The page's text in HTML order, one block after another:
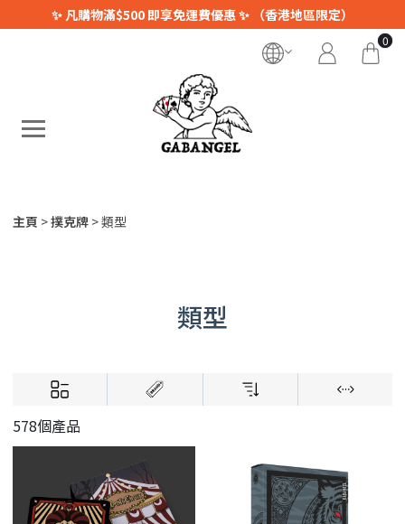
✨ 凡購物滿$500 即享免運費優惠 ✨ （香港地區限定）
0
主頁 撲克牌 類型
類型
578個產品